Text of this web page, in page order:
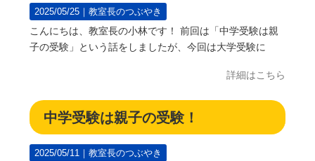
2025/05/25｜教室長のつぶやき
こんにちは、教室長の小林です！ 前回は「中学受験は親
子の受験」という話をしましたが、今回は大学受験に
詳細はこちら
中学受験は親子の受験！
2025/05/11｜教室長のつぶやき